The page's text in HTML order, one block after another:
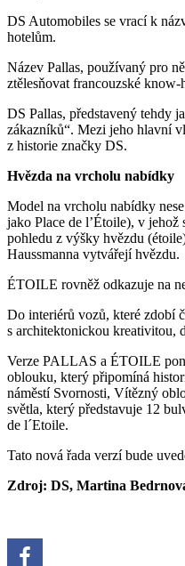
DS Automobiles se vrací k
hotelům.
Název Pallas, používaný pro
ztělesňovat francouzské know-
DS Pallas, představený tehdy
zákazníků“. Mezi jeho hlavní
z historie značky DS.
Hvězda na vrcholu nabídky
Model na vrcholu nabídky
jako Place de l’Étoile), v
pohledu z výšky hvězdu
Haussmanna vytvářejí hvězdu.
ÉTOILE rovněž odkazuje na
Do interiérů vozů, které zdobí
s architektonickou kreativitou,
Verze PALLAS a ÉTOILE
oblouku, který připomíná
náměstí Svornosti, Vítězný
světla, který představuje 12
de l´Etoile.
Tato nová řada verzí bude
Zdroj: DS, Martina